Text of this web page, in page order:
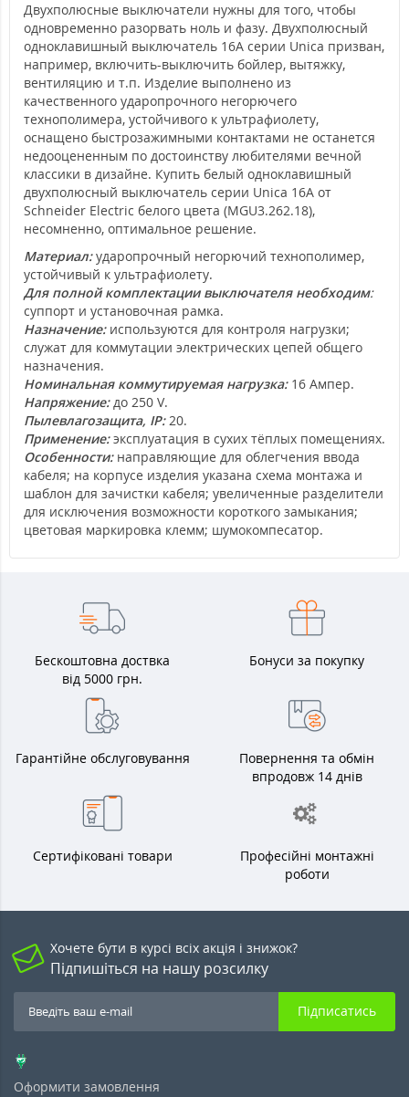
Двухполюсные выключатели нужны для того, чтобы
одновременно разорвать ноль и фазу. Двухполюсный
одноклавишный выключатель 16A серии Unica призван,
например, включить-выключить бойлер, вытяжку,
вентиляцию и т.п. Изделие выполнено из
качественного ударопрочного негорючего
технополимера, устойчивого к ультрафиолету,
оснащено быстрозажимными контактами не останется
недооцененным по достоинству любителями вечной
классики в дизайне. Купить белый одноклавишный
двухполюсный выключатель серии Unica 16А от
Schneider Electric белого цвета (MGU3.262.18),
несомненно, оптимальное решение.
Материал:ударопрочный негорючий технополимер,
устойчивый к ультрафиолету.
Для полной комплектации выключателя необходим:
суппорт и установочная рамка.
Назначение:используются для контроля нагрузки;
служат для коммутации электрических цепей общего
назначения.
Номинальная коммутируемая нагрузка:16 Ампер.
Напряжение:до 250 V.
Пылевлагозащита, IP:20.
Применение:эксплуатация в сухих тёплых помещениях.
Особенности: направляющие для облегчения ввода
кабеля; на корпусе изделия указана схема монтажа и
шаблон для зачистки кабеля; увеличенные разделители
для исключения возможности короткого замыкания;
цветовая маркировка клемм; шумокомпесатор.
Бескоштовна доствка
від 5000 грн.
Бонуси за покупку
Гарантійне обслуговування
Повернення та обмін
впродовж 14 днів
Сертифіковані товари
Професійні монтажні
роботи
Хочете бути в курсі всіх акція і знижок?
Підпишіться на нашу розсилку
Підписатись
Оформити замовлення